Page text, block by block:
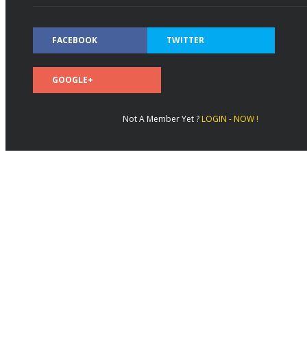
FACEBOOK TWITTER
GOOGLE+
Not A Member Yet ? LOGIN - NOW !